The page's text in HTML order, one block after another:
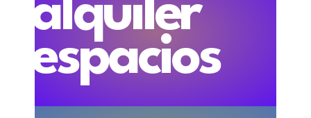
alquiler
espacios